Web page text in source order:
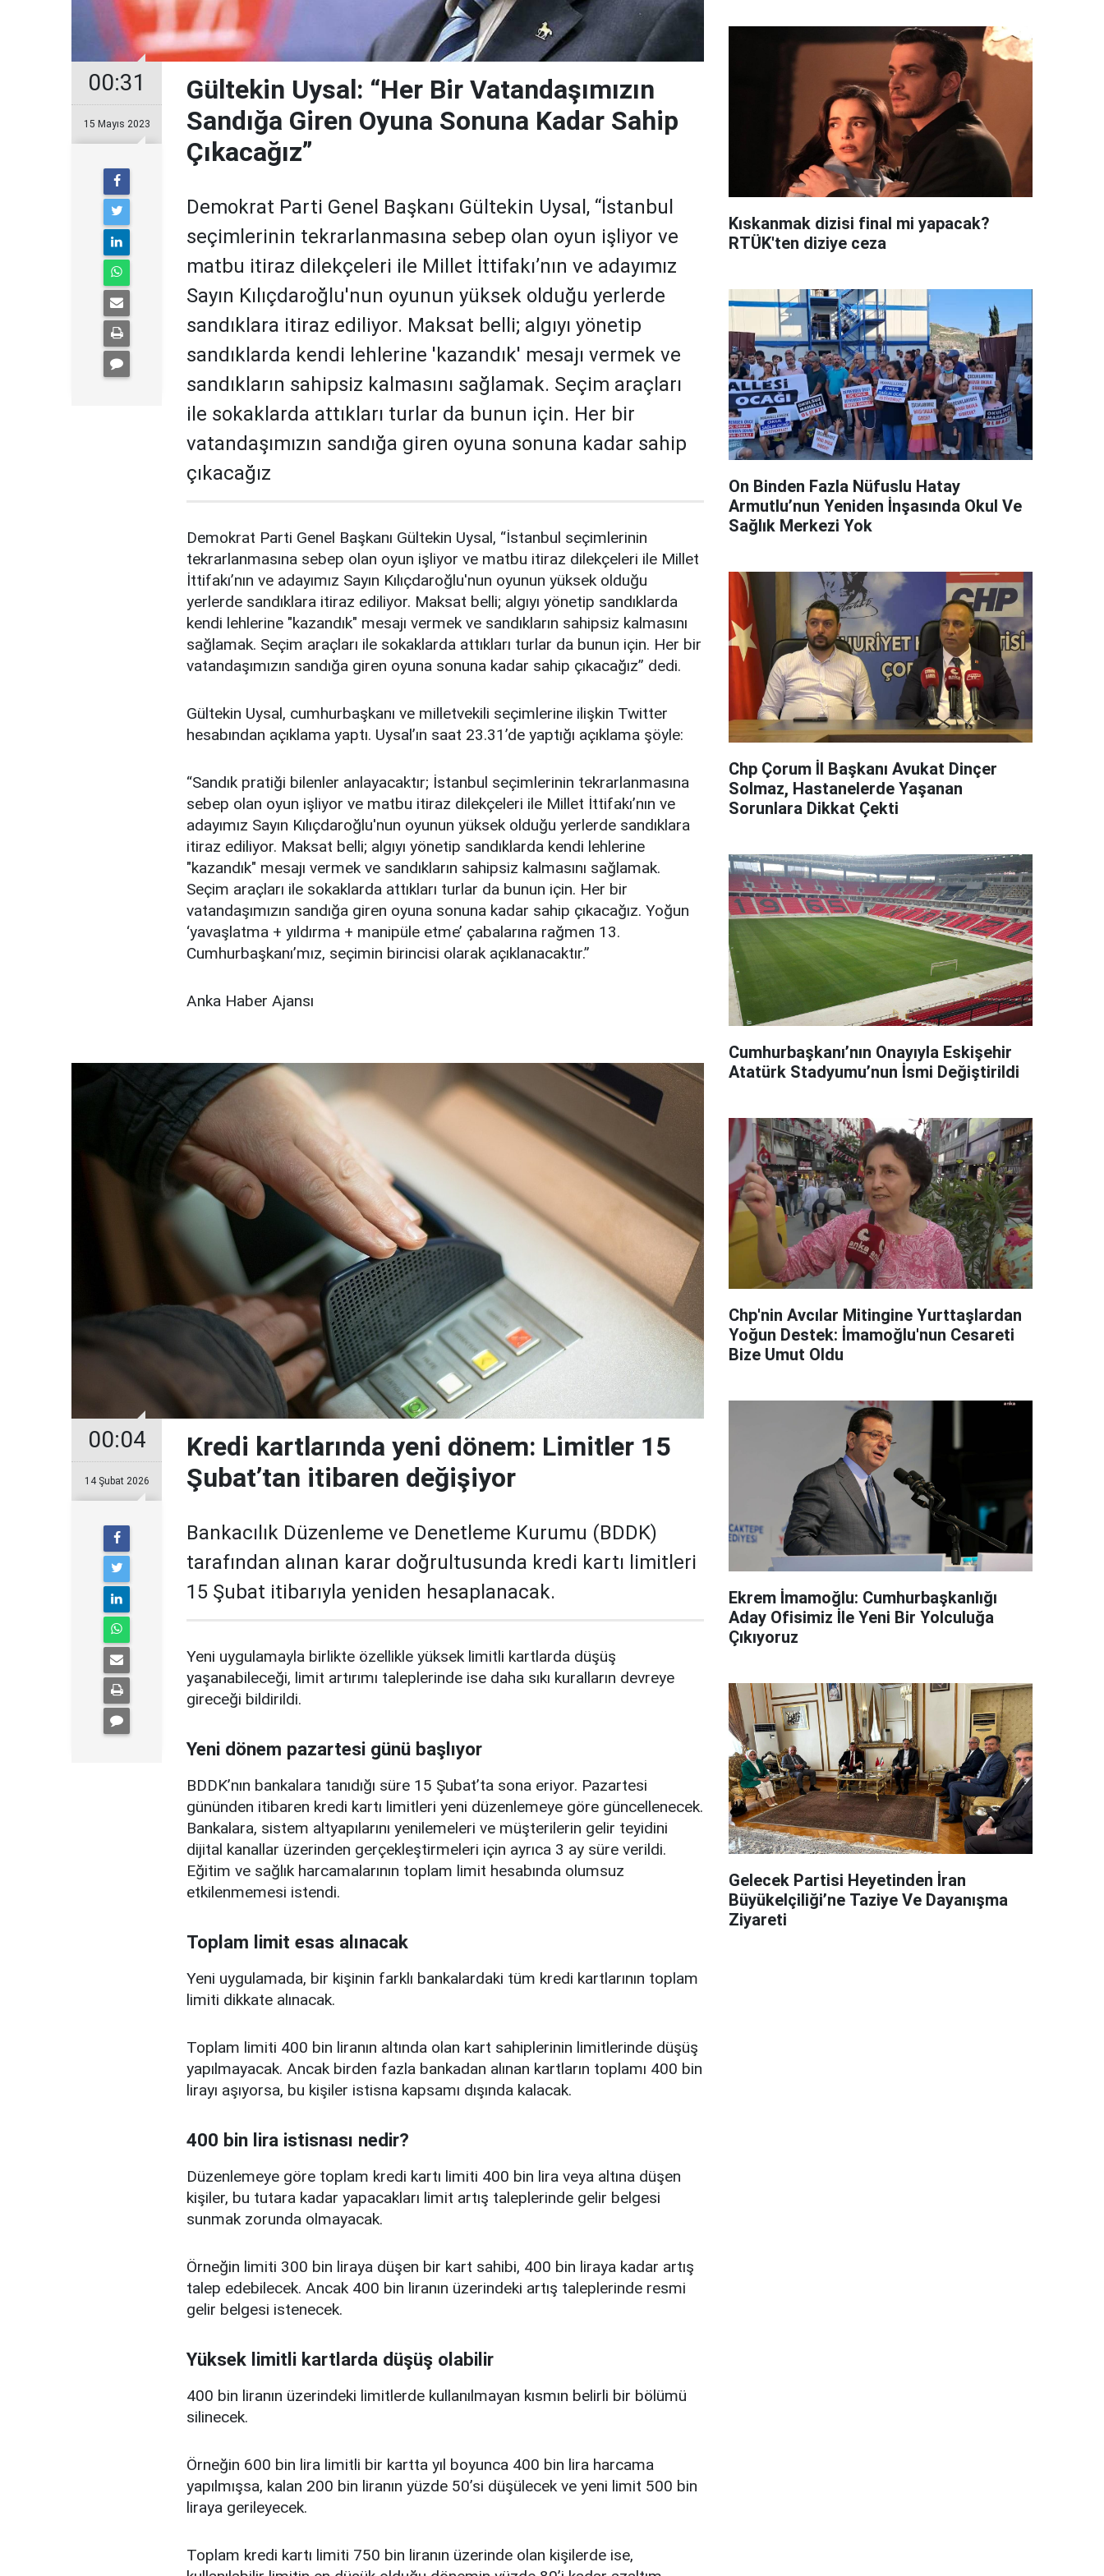
00:31
15 Mayıs 2023
Gültekin Uysal: “Her Bir Vatandaşımızın
Sandığa Giren Oyuna Sonuna Kadar Sahip
Çıkacağız”
Demokrat Parti Genel Başkanı Gültekin Uysal, “İstanbul
seçimlerinin tekrarlanmasına sebep olan oyun işliyor ve
matbu itiraz dilekçeleri ile Millet İttifakı’nın ve adayımız
Sayın Kılıçdaroğlu'nun oyunun yüksek olduğu yerlerde
sandıklara itiraz ediliyor. Maksat belli; algıyı yönetip
sandıklarda kendi lehlerine 'kazandık' mesajı vermek ve
sandıkların sahipsiz kalmasını sağlamak. Seçim araçları
ile sokaklarda attıkları turlar da bunun için. Her bir
vatandaşımızın sandığa giren oyuna sonuna kadar sahip
çıkacağız
Demokrat Parti Genel Başkanı Gültekin Uysal, “İstanbul seçimlerinin
tekrarlanmasına sebep olan oyun işliyor ve matbu itiraz dilekçeleri ile Millet
İttifakı’nın ve adayımız Sayın Kılıçdaroğlu'nun oyunun yüksek olduğu
yerlerde sandıklara itiraz ediliyor. Maksat belli; algıyı yönetip sandıklarda
kendi lehlerine "kazandık" mesajı vermek ve sandıkların sahipsiz kalmasını
sağlamak. Seçim araçları ile sokaklarda attıkları turlar da bunun için. Her bir
vatandaşımızın sandığa giren oyuna sonuna kadar sahip çıkacağız” dedi.
Gültekin Uysal, cumhurbaşkanı ve milletvekili seçimlerine ilişkin Twitter
hesabından açıklama yaptı. Uysal’ın saat 23.31’de yaptığı açıklama şöyle:
“Sandık pratiği bilenler anlayacaktır; İstanbul seçimlerinin tekrarlanmasına
sebep olan oyun işliyor ve matbu itiraz dilekçeleri ile Millet İttifakı’nın ve
adayımız Sayın Kılıçdaroğlu'nun oyunun yüksek olduğu yerlerde sandıklara
itiraz ediliyor. Maksat belli; algıyı yönetip sandıklarda kendi lehlerine
"kazandık" mesajı vermek ve sandıkların sahipsiz kalmasını sağlamak.
Seçim araçları ile sokaklarda attıkları turlar da bunun için. Her bir
vatandaşımızın sandığa giren oyuna sonuna kadar sahip çıkacağız. Yoğun
‘yavaşlatma + yıldırma + manipüle etme’ çabalarına rağmen 13.
Cumhurbaşkanı’mız, seçimin birincisi olarak açıklanacaktır.”
Anka Haber Ajansı
00:04
14 Şubat 2026
Kredi kartlarında yeni dönem: Limitler 15
Şubat’tan itibaren değişiyor
Bankacılık Düzenleme ve Denetleme Kurumu (BDDK)
tarafından alınan karar doğrultusunda kredi kartı limitleri
15 Şubat itibarıyla yeniden hesaplanacak.
Yeni uygulamayla birlikte özellikle yüksek limitli kartlarda düşüş
yaşanabileceği, limit artırımı taleplerinde ise daha sıkı kuralların devreye
gireceği bildirildi.
Yeni dönem pazartesi günü başlıyor
BDDK’nın bankalara tanıdığı süre 15 Şubat’ta sona eriyor. Pazartesi
gününden itibaren kredi kartı limitleri yeni düzenlemeye göre güncellenecek.
Bankalara, sistem altyapılarını yenilemeleri ve müşterilerin gelir teyidini
dijital kanallar üzerinden gerçekleştirmeleri için ayrıca 3 ay süre verildi.
Eğitim ve sağlık harcamalarının toplam limit hesabında olumsuz
etkilenmemesi istendi.
Toplam limit esas alınacak
Yeni uygulamada, bir kişinin farklı bankalardaki tüm kredi kartlarının toplam
limiti dikkate alınacak.
Toplam limiti 400 bin liranın altında olan kart sahiplerinin limitlerinde düşüş
yapılmayacak. Ancak birden fazla bankadan alınan kartların toplamı 400 bin
lirayı aşıyorsa, bu kişiler istisna kapsamı dışında kalacak.
400 bin lira istisnası nedir?
Düzenlemeye göre toplam kredi kartı limiti 400 bin lira veya altına düşen
kişiler, bu tutara kadar yapacakları limit artış taleplerinde gelir belgesi
sunmak zorunda olmayacak.
Örneğin limiti 300 bin liraya düşen bir kart sahibi, 400 bin liraya kadar artış
talep edebilecek. Ancak 400 bin liranın üzerindeki artış taleplerinde resmi
gelir belgesi istenecek.
Yüksek limitli kartlarda düşüş olabilir
400 bin liranın üzerindeki limitlerde kullanılmayan kısmın belirli bir bölümü
silinecek.
Örneğin 600 bin lira limitli bir kartta yıl boyunca 400 bin lira harcama
yapılmışsa, kalan 200 bin liranın yüzde 50’si düşülecek ve yeni limit 500 bin
liraya gerileyecek.
Toplam kredi kartı limiti 750 bin liranın üzerinde olan kişilerde ise,
Kıskanmak dizisi final mi yapacak?
RTÜK'ten diziye ceza
On Binden Fazla Nüfuslu Hatay
Armutlu’nun Yeniden İnşasında Okul Ve
Sağlık Merkezi Yok
Chp Çorum İl Başkanı Avukat Dinçer
Solmaz, Hastanelerde Yaşanan
Sorunlara Dikkat Çekti
Cumhurbaşkanı’nın Onayıyla Eskişehir
Atatürk Stadyumu’nun İsmi Değiştirildi
Chp'nin Avcılar Mitingine Yurttaşlardan
Yoğun Destek: İmamoğlu'nun Cesareti
Bize Umut Oldu
Ekrem İmamoğlu: Cumhurbaşkanlığı
Aday Ofisimiz İle Yeni Bir Yolculuğa
Çıkıyoruz
Gelecek Partisi Heyetinden İran
Büyükelçiliği’ne Taziye Ve Dayanışma
Ziyareti